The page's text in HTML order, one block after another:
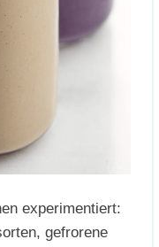
experimentiert:
gefrorene